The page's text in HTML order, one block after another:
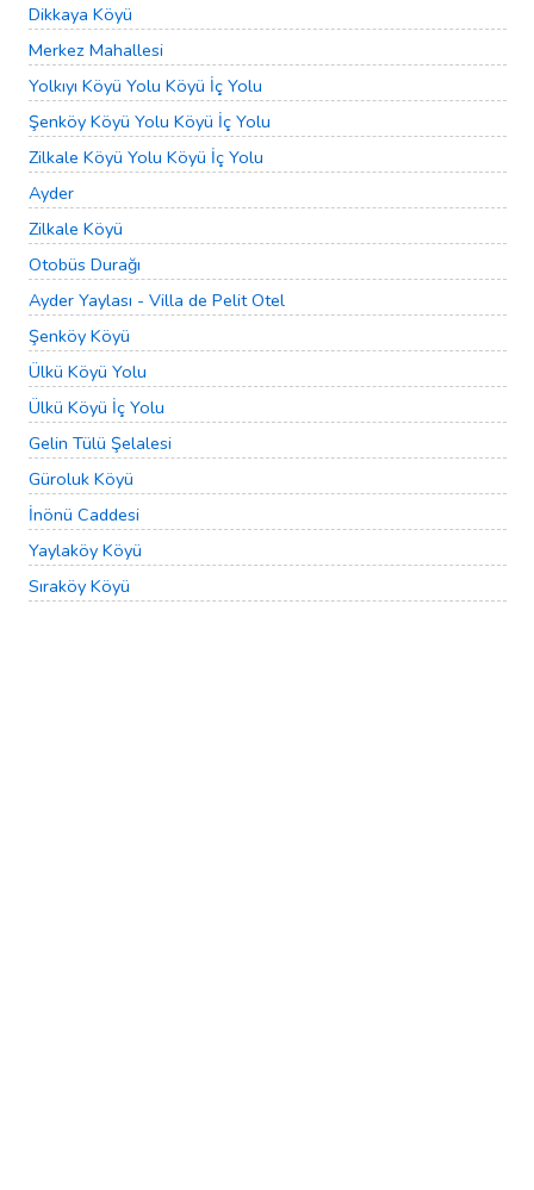
Dikkaya Köyü
Merkez Mahallesi
Yolkıyı Köyü Yolu Köyü İç Yolu
Şenköy Köyü Yolu Köyü İç Yolu
Zilkale Köyü Yolu Köyü İç Yolu
Ayder
Zilkale Köyü
Otobüs Durağı
Ayder Yaylası - Villa de Pelit Otel
Şenköy Köyü
Ülkü Köyü Yolu
Ülkü Köyü İç Yolu
Gelin Tülü Şelalesi
Güroluk Köyü
İnönü Caddesi
Yaylaköy Köyü
Sıraköy Köyü